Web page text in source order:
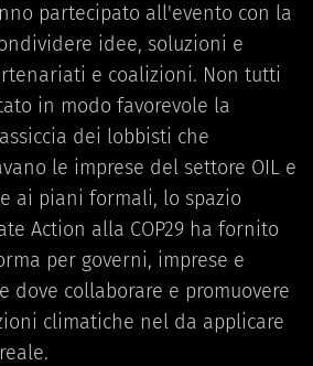
partecipato all'evento con la
idee, soluzioni e
e coalizioni. Non tutti
in modo favorevole la
dei lobbisti che
le imprese del settore OIL e
ai piani formali, lo spazio
Action alla COP29 ha fornito
per governi, imprese e
dove collaborare e promuovere
climatiche nel da applicare